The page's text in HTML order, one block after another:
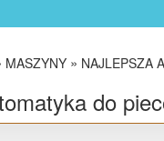
MASZYNY » NAJLEPSZA
do